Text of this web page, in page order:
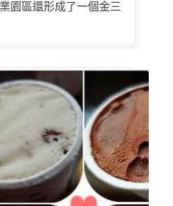
園區還形成了一個金三